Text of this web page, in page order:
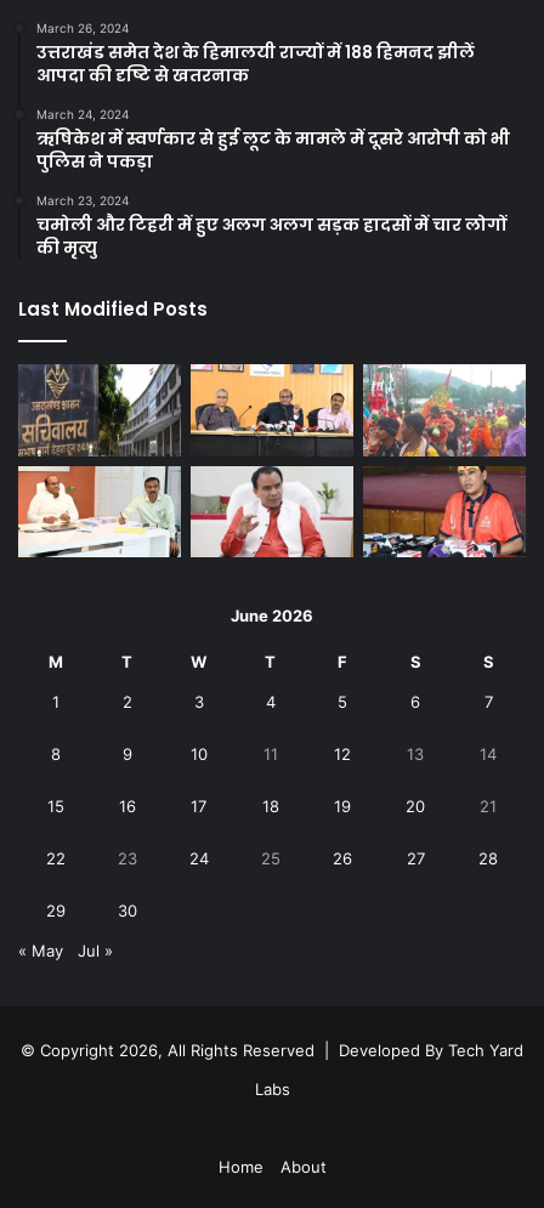
March 26, 2024
उत्तराखंड समेत देश के हिमालयी राज्यों में 188 हिमनद झीलें
आपदा की दृष्टि से खतरनाक
March 24, 2024
ऋषिकेश में स्वर्णकार से हुई लूट के मामले में दूसरे आरोपी को भी
पुलिस ने पकड़ा
March 23, 2024
चमोली और टिहरी में हुए अलग अलग सड़क हादसों में चार लोगों
की मृत्यु
Last Modified Posts
June 2026
M T W T F S S
1 2 3 4 5 6 7
8 9 10 11 12 13 14
15 16 17 18 19 20 21
22 23 24 25 26 27 28
29 30
« May Jul »
© Copyright 2026, All Rights Reserved | Developed By Tech Yard
Labs
Home About